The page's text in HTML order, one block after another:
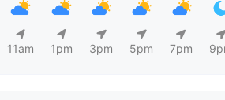
11am 1pm 3pm 5pm 7pm